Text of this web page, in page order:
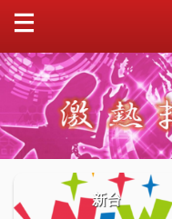
新台